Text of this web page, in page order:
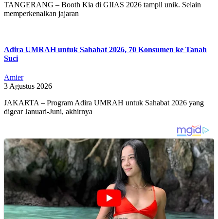
TANGERANG – Booth Kia di GIIAS 2026 tampil unik. Selain
memperkenalkan jajaran
Adira UMRAH untuk Sahabat 2026, 70 Konsumen ke Tanah
Suci
Amier
3 Agustus 2026
JAKARTA – Program Adira UMRAH untuk Sahabat 2026 yang
digear Januari-Juni, akhirnya